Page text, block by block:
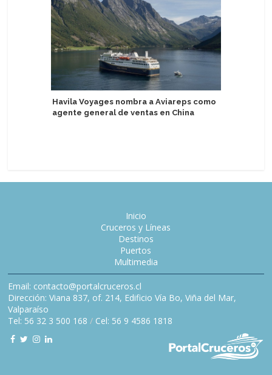
Havila Voyages nombra a Aviareps como
agente general de ventas en China
Inicio
Cruceros y Líneas
Destinos
Puertos
Multimedia
Email: contacto@portalcruceros.cl
Dirección: Viana 837, of. 214, Edificio Vía Bo, Viña del Mar,
Valparaíso
Tel: 56 32 3 500 168 / Cel: 56 9 4586 1818